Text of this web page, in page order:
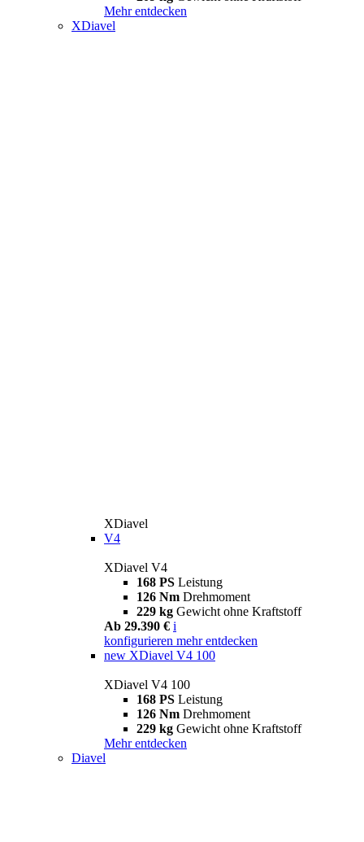
Mehr entdecken
XDiavel
XDiavel
V4
XDiavel V4
168 PS Leistung
126 Nm Drehmoment
229 kg Gewicht ohne Kraftstoff
Ab 29.390 € i
konfigurieren mehr entdecken
new XDiavel V4 100
XDiavel V4 100
168 PS Leistung
126 Nm Drehmoment
229 kg Gewicht ohne Kraftstoff
Mehr entdecken
Diavel